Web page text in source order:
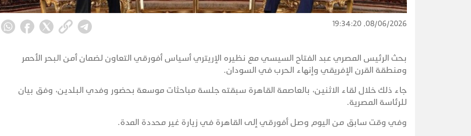
08/06/2026, 19:34:20
بحث الرئيس المصري عبد الفتاح السيسي مع نظيره الإريتري أسياس أفورقي التعاون لضمان أمن البحر الأحمر
ومنطقة القرن الإفريقي وإنهاء الحرب في السودان.
جاء ذلك خلال لقاء الاثنين، بالعاصمة القاهرة سبقته جلسة مباحثات موسعة بحضور وفدي البلدين، وفق بيان
للرئاسة المصرية.
وفي وقت سابق من اليوم وصل أفورقي إلى القاهرة في زيارة غير محددة المدة.